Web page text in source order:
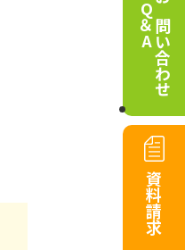
お問い合わせ
Q＆A
資料請求